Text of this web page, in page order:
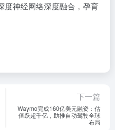
度神经网络深度融合，孕育
下一篇
Waymo完成160亿美元融资：估
值跃超千亿，助推自动驾驶全球
布局